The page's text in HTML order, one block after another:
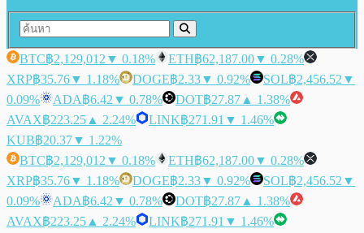
BTC฿2,129,012 ▼ 0.18% ETH฿62,187.00▼ 0.28%
XRP฿35.76▼ 1.18% DOGE฿2.33▼ 0.92% SOL฿2,456.52 ▼
0.09%
ADA฿6.42 ▼ 0.78% DOT฿27.87 ▲ 1.38%
AVAX฿223.25 ▲ 2.24% LINK฿271.91 ▼ 1.46%
KUB฿20.37▼ 1.22%
BTC฿2,129,012 ▼ 0.18% ETH฿62,187.00▼ 0.28%
XRP฿35.76▼ 1.18% DOGE฿2.33▼ 0.92% SOL฿2,456.52 ▼
0.09%
ADA฿6.42 ▼ 0.78% DOT฿27.87 ▲ 1.38%
AVAX฿223.25 ▲ 2.24% LINK฿271.91 ▼ 1.46%